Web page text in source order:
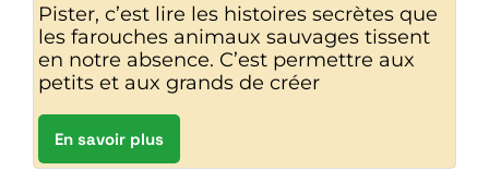
Pister, c’est lire les histoires secrètes que
les farouches animaux sauvages tissent
en notre absence. C’est permettre aux
petits et aux grands de créer
En savoir plus